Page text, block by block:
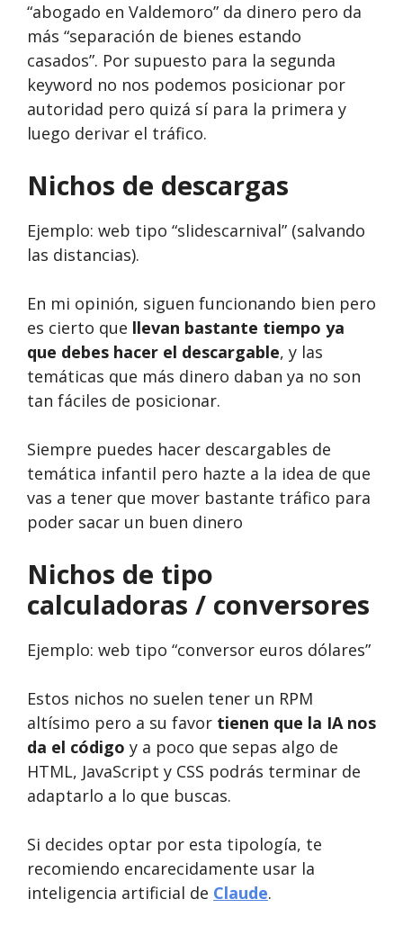
“abogado en Valdemoro” da dinero pero da
más “separación de bienes estando
casados”. Por supuesto para la segunda
keyword no nos podemos posicionar por
autoridad pero quizá sí para la primera y
luego derivar el tráfico.
Nichos de descargas
Ejemplo: web tipo “slidescarnival” (salvando
las distancias).
En mi opinión, siguen funcionando bien pero
es cierto que llevan bastante tiempo ya
que debes hacer el descargable, y las
temáticas que más dinero daban ya no son
tan fáciles de posicionar.
Siempre puedes hacer descargables de
temática infantil pero hazte a la idea de que
vas a tener que mover bastante tráfico para
poder sacar un buen dinero
Nichos de tipo
calculadoras / conversores
Ejemplo: web tipo “conversor euros dólares”
Estos nichos no suelen tener un RPM
altísimo pero a su favor tienen que la IA nos
da el código y a poco que sepas algo de
HTML, JavaScript y CSS podrás terminar de
adaptarlo a lo que buscas.
Si decides optar por esta tipología, te
recomiendo encarecidamente usar la
inteligencia artificial de Claude.